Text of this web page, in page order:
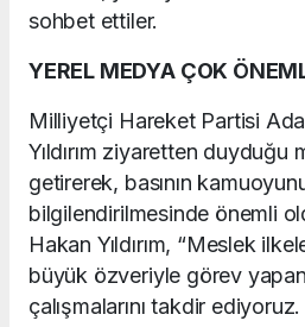
sohbet ettiler.
YEREL MEDYA ÇOK
Milliyetçi Hareket Partisi
Yıldırım ziyaretten duyduğu
getirerek, basının
bilgilendirilmesinde önemli
Hakan Yıldırım, “Meslek
büyük özveriyle görev yapan
çalışmalarını takdir